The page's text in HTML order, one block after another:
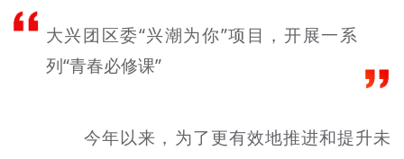
未成年人思想道德建设
榜样人物
+
大兴团区委“兴潮为你”项目，开展一系
列“青春必修课”
今年以来，为了更有效地推进和提升未